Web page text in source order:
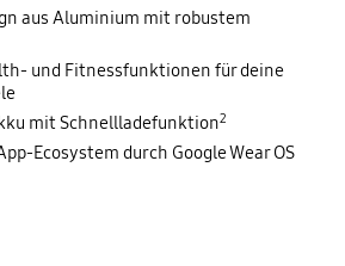
aus Aluminium mit robustem
und Fitnessfunktionen für deine
mit Schnellladefunktion2
Ecosystem durch Google Wear OS